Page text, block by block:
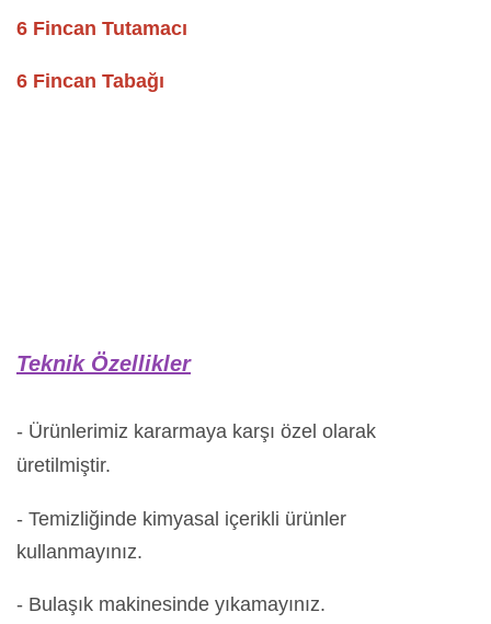
6 Fincan Tutamacı
6 Fincan Tabağı
Teknik Özellikler
- Ürünlerimiz kararmaya karşı özel olarak
üretilmiştir.
- Temizliğinde kimyasal içerikli ürünler
kullanmayınız.
- Bulaşık makinesinde yıkamayınız.